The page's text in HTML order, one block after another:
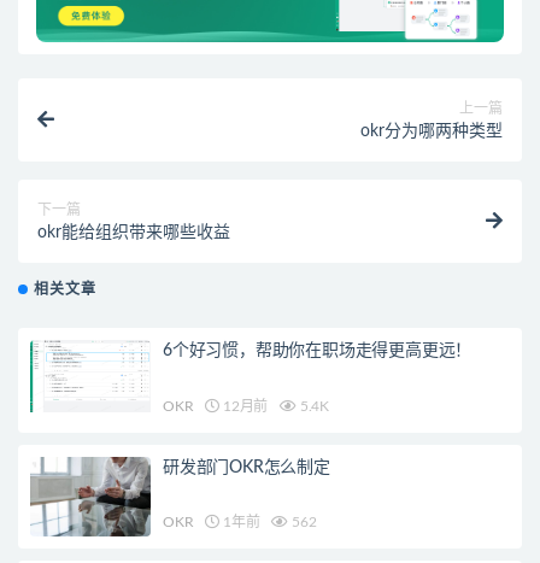
上一篇
okr分为哪两种类型
下一篇
okr能给组织带来哪些收益
相关文章
6个好习惯，帮助你在职场走得更高更远！
OKR 12月前 5.4K
研发部门OKR怎么制定
OKR 1年前 562